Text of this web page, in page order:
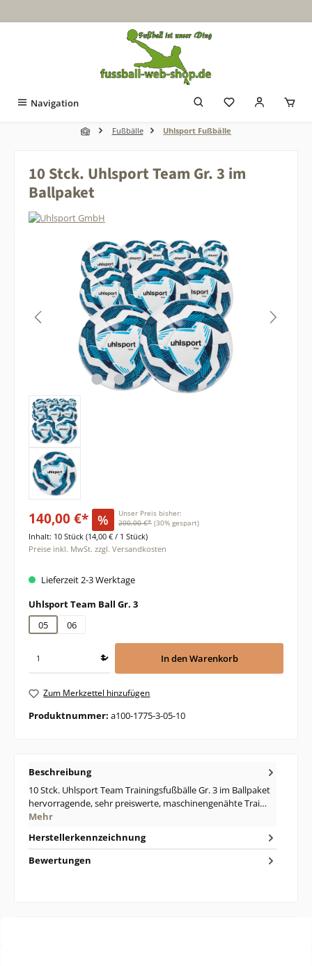
Navigation
Fußbälle Uhlsport Fußbälle
10 Stck. Uhlsport Team Gr. 3 im
Ballpaket
Bildergalerie überspringen
140,00 €* %
Unser Preis bisher:
200,00 €* (30% gespart)
Inhalt: 10 Stück (14,00 € / 1 Stück)
Preise inkl. MwSt. zzgl. Versandkosten
Lieferzeit 2-3 Werktage
Uhlsport Team Ball Gr. 3auswählen
05
06
In den Warenkorb
Zum Merkzettel hinzufügen
Produktnummer: a100-1775-3-05-10
Beschreibung
10 Stck. Uhlsport Team Trainingsfußbälle Gr. 3 im Ballpaket
hervorragende, sehr preiswerte, maschinengenähte Trai…
Mehr
Herstellerkennzeichnung
Bewertungen